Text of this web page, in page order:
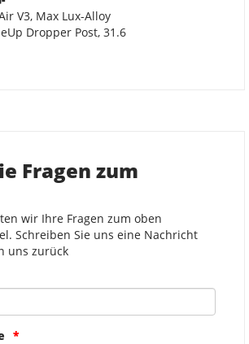
V3, Max Lux-Alloy
Dropper Post, 31.6
Fragen zum
wir Ihre Fragen zum oben
Schreiben Sie uns eine Nachricht
uns zurück